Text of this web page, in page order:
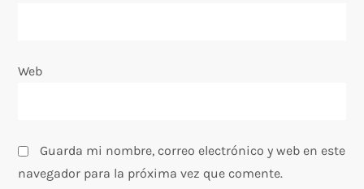
Web
Guarda mi nombre, correo electrónico y web en este
navegador para la próxima vez que comente.